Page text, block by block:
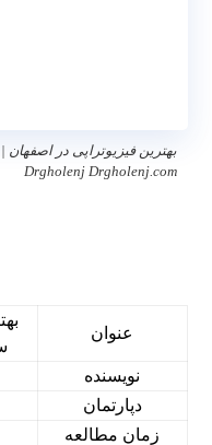
بهترین فیزیوتراپی در اصفهان
Drgholenj Drgholenj.com
عنوان
نویسنده
دپارتمان
زمان مطالعه